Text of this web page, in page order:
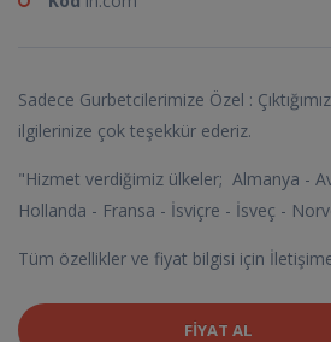
Sadece Gurbetcilerimize Özel :
ilgilerinize çok teşekkür ederiz.
"Hizmet verdiğimiz ülkeler; Almanya -
Hollanda - Fransa - İsviçre - İsveç -
Tüm özellikler ve fiyat bilgisi için
FIYAT AL